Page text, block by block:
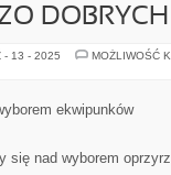
- 13 - 2025
MOŻLIWOŚĆ
ekwipunków
się nad wyborem